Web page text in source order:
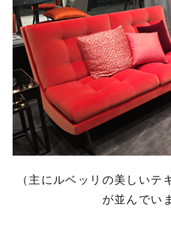
（主にルベッリの美しい
が並んでい